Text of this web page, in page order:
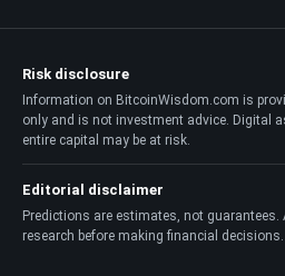
Risk disclosure
Information on BitcoinWisdom.com is
only and is not investment advice. Digital
entire capital may be at risk.
Editorial disclaimer
Predictions are estimates, not
research before making financial decisions.